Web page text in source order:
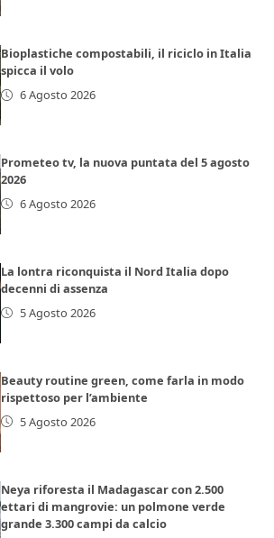
Bioplastiche compostabili, il riciclo in Italia
spicca il volo
6 Agosto 2026
Prometeo tv, la nuova puntata del 5 agosto
2026
6 Agosto 2026
La lontra riconquista il Nord Italia dopo
decenni di assenza
5 Agosto 2026
Beauty routine green, come farla in modo
rispettoso per l’ambiente
5 Agosto 2026
Neya riforesta il Madagascar con 2.500
ettari di mangrovie: un polmone verde
grande 3.300 campi da calcio